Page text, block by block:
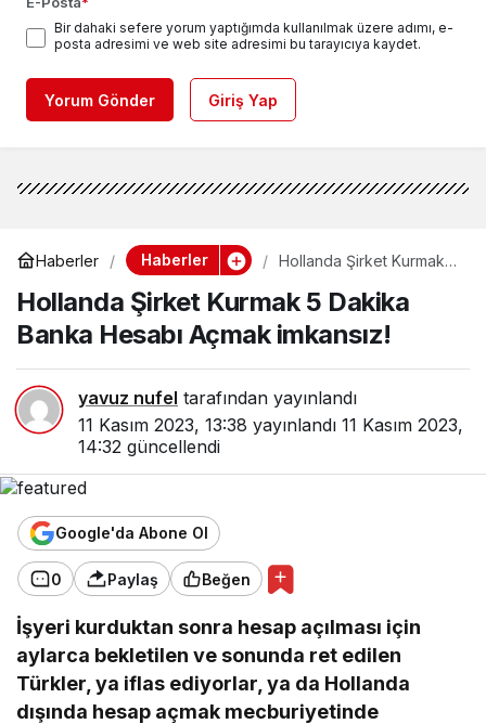
Bir dahaki sefere yorum yaptığımda kullanılmak üzere adımı, e-
posta adresimi ve web site adresimi bu tarayıcıya kaydet.
Yorum Gönder Giriş Yap
Haberler Haberler
Hollanda Şirket Kurmak 5
Açmak imkansız!
Hollanda Şirket Kurmak 5 Dakika
Banka Hesabı Açmak imkansız!
yavuz nufel tarafından yayınlandı
11 Kasım 2023, 13:38 yayınlandı 11 Kasım 2023,
14:32 güncellendi
Google'da Abone Ol
0 Paylaş Beğen
İşyeri kurduktan sonra hesap açılması için
aylarca bekletilen ve sonunda ret edilen
Türkler, ya iflas ediyorlar, ya da Hollanda
dışında hesap açmak mecburiyetinde